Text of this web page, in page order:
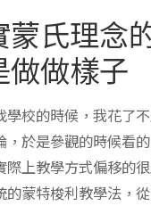
蒙氏理念
做做樣子
學校的時候，我花了
，於是參觀的時候看
際上教學方式偏移的
的蒙特梭利教學法，